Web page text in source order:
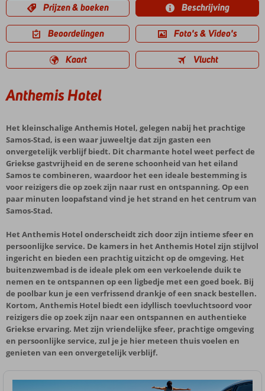
Prijzen & boeken Beschrijving
Beoordelingen Foto's & Video's
Kaart Vlucht
Anthemis Hotel
Het kleinschalige Anthemis Hotel, gelegen nabij het prachtige
Samos-Stad, is een waar juweeltje dat zijn gasten een
onvergetelijk verblijf biedt. Dit charmante hotel weet perfect de
Griekse gastvrijheid en de serene schoonheid van het eiland
Samos te combineren, waardoor het een ideale bestemming is
voor reizigers die op zoek zijn naar rust en ontspanning. Op een
paar minuten loopafstand vind je het strand en het centrum van
Samos-Stad.
Het Anthemis Hotel onderscheidt zich door zijn intieme sfeer en
persoonlijke service. De kamers in het Anthemis Hotel zijn stijlvol
ingericht en bieden een prachtig uitzicht op de omgeving. Het
buitenzwembad is de ideale plek om een verkoelende duik te
nemen en te ontspannen op een ligbedje met een goed boek. Bij
de poolbar kun je een verfrissend drankje of een snack bestellen.
Kortom, Anthemis Hotel biedt een idyllisch toevluchtsoord voor
reizigers die op zoek zijn naar een ontspannen en authentieke
Griekse ervaring. Met zijn vriendelijke sfeer, prachtige omgeving
en persoonlijke service, zul je je hier meteen thuis voelen en
genieten van een onvergetelijk verblijf.